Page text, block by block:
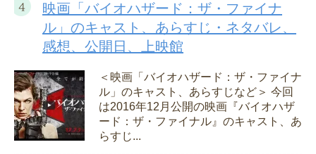
映画「バイオハザード：ザ・ファイナ
ル」のキャスト、あらすじ・ネタバレ、
感想、公開日、上映館
＜映画「バイオハザード：ザ・ファイナ
ル」のキャスト、あらすじなど＞ 今回
は2016年12月公開の映画『バイオハザ
ード：ザ・ファイナル』のキャスト、あ
らすじ...